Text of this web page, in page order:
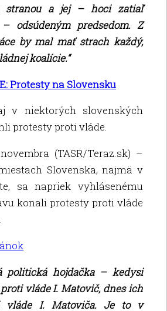
stranou a jej – hoci zatiaľ
odsúdeným predsedom. Z
by mal mať strach každý,
koalície.“
Protesty na Slovensku
v niektorých slovenských
protesty proti vláde.
(TASR/Teraz.sk) –
Slovenska, najmä v
sa napriek vyhlásenému
konali protesty proti vláde
politická hojdačka – kedysi
vláde I. Matovič, dnes ich
vláde I. Matoviča. Je to v